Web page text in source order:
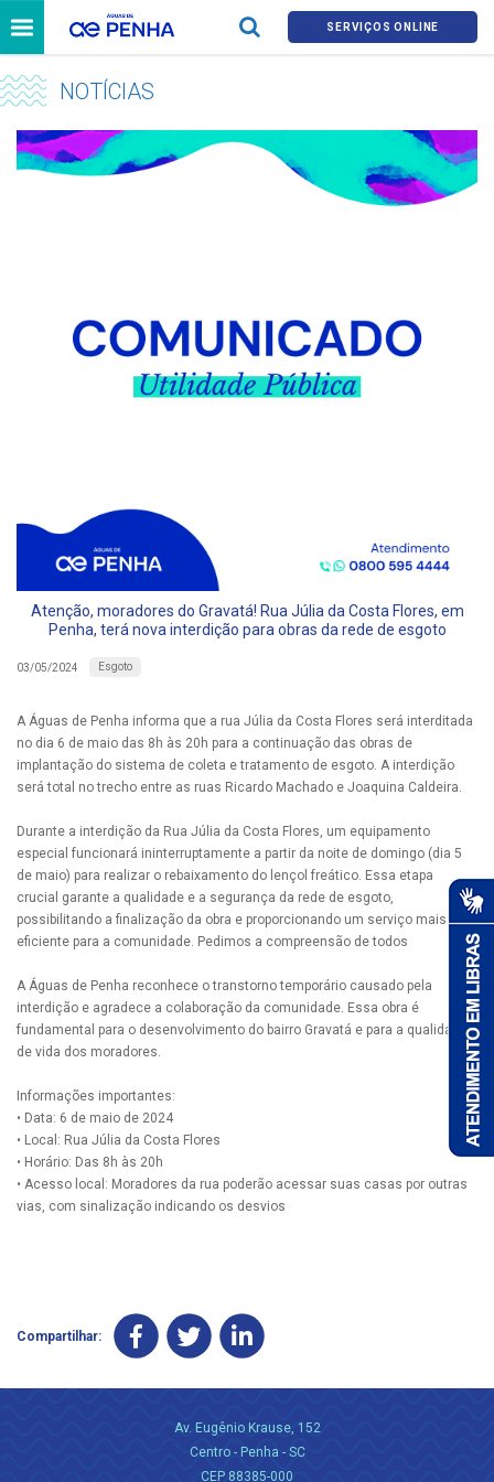
SERVIÇOS ONLINE
NOTÍCIAS
Atenção, moradores do Gravatá! Rua Júlia da Costa Flores, em
Penha, terá nova interdição para obras da rede de esgoto
03/05/2024 Esgoto
A Águas de Penha informa que a rua Júlia da Costa Flores será interditada
no dia 6 de maio das 8h às 20h para a continuação das obras de
implantação do sistema de coleta e tratamento de esgoto. A interdição
será total no trecho entre as ruas Ricardo Machado e Joaquina Caldeira.
Durante a interdição da Rua Júlia da Costa Flores, um equipamento
especial funcionará ininterruptamente a partir da noite de domingo (dia 5
de maio) para realizar o rebaixamento do lençol freático. Essa etapa
crucial garante a qualidade e a segurança da rede de esgoto,
possibilitando a finalização da obra e proporcionando um serviço mais
eficiente para a comunidade. Pedimos a compreensão de todos
A Águas de Penha reconhece o transtorno temporário causado pela
interdição e agradece a colaboração da comunidade. Essa obra é
fundamental para o desenvolvimento do bairro Gravatá e para a qualidade
de vida dos moradores.
Informações importantes:
• Data: 6 de maio de 2024
• Local: Rua Júlia da Costa Flores
• Horário: Das 8h às 20h
• Acesso local: Moradores da rua poderão acessar suas casas por outras
vias, com sinalização indicando os desvios
Compartilhar:
Av. Eugênio Krause, 152
Centro - Penha - SC
CEP 88385-000